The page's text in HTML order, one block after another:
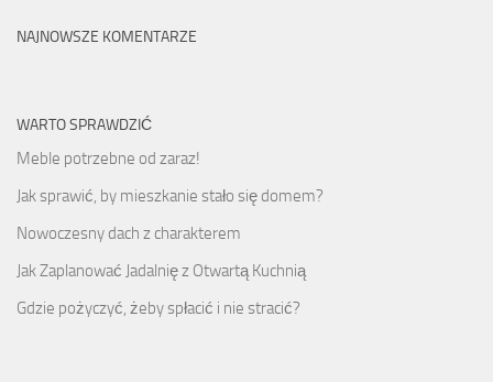
NAJNOWSZE KOMENTARZE
WARTO SPRAWDZIĆ
Meble potrzebne od zaraz!
Jak sprawić, by mieszkanie stało się domem?
Nowoczesny dach z charakterem
Jak Zaplanować Jadalnię z Otwartą Kuchnią
Gdzie pożyczyć, żeby spłacić i nie stracić?